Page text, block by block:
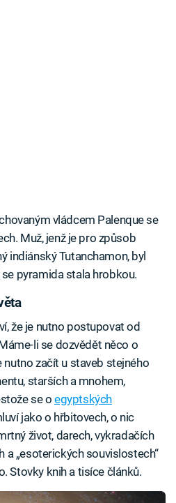
vládcem Palenque se
Muž, jenž je pro způsob
indiánský Tutanchamon, byl
pyramida stala hrobkou.
že je nutno postupovat od
li se dozvědět něco o
nutno začít u staveb stejného
starších a mnohem,
se oegyptských
jako o hřbitovech, o nic
život, darech, vykradačích
a „esoterických souvislostech“
Stovky knih a tisíce článků.